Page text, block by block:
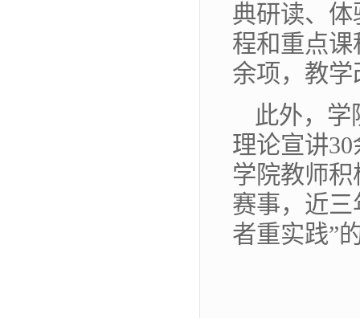
典研读、
程和重点
余项，教
此外，学
理论宣讲
学院教师积
赛事，近
者重实践”